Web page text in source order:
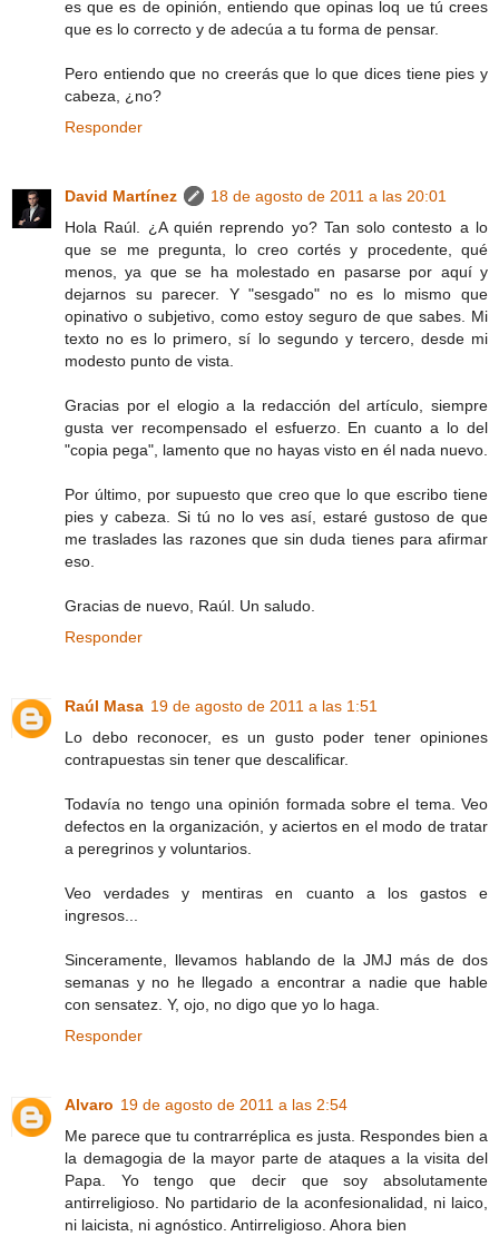
es que es de opinión, entiendo que opinas loq ue tú crees
que es lo correcto y de adecúa a tu forma de pensar.
Pero entiendo que no creerás que lo que dices tiene pies y
cabeza, ¿no?
Responder
David Martínez
18 de agosto de 2011 a las 20:01
Hola Raúl. ¿A quién reprendo yo? Tan solo contesto a lo
que se me pregunta, lo creo cortés y procedente, qué
menos, ya que se ha molestado en pasarse por aquí y
dejarnos su parecer. Y "sesgado" no es lo mismo que
opinativo o subjetivo, como estoy seguro de que sabes. Mi
texto no es lo primero, sí lo segundo y tercero, desde mi
modesto punto de vista.
Gracias por el elogio a la redacción del artículo, siempre
gusta ver recompensado el esfuerzo. En cuanto a lo del
"copia pega", lamento que no hayas visto en él nada nuevo.
Por último, por supuesto que creo que lo que escribo tiene
pies y cabeza. Si tú no lo ves así, estaré gustoso de que
me traslades las razones que sin duda tienes para afirmar
eso.
Gracias de nuevo, Raúl. Un saludo.
Responder
Raúl Masa 19 de agosto de 2011 a las 1:51
Lo debo reconocer, es un gusto poder tener opiniones
contrapuestas sin tener que descalificar.
Todavía no tengo una opinión formada sobre el tema. Veo
defectos en la organización, y aciertos en el modo de tratar
a peregrinos y voluntarios.
Veo verdades y mentiras en cuanto a los gastos e
ingresos...
Sinceramente, llevamos hablando de la JMJ más de dos
semanas y no he llegado a encontrar a nadie que hable
con sensatez. Y, ojo, no digo que yo lo haga.
Responder
Alvaro 19 de agosto de 2011 a las 2:54
Me parece que tu contrarréplica es justa. Respondes bien a
la demagogia de la mayor parte de ataques a la visita del
Papa. Yo tengo que decir que soy absolutamente
antirreligioso. No partidario de la aconfesionalidad, ni laico,
ni laicista, ni agnóstico. Antirreligioso. Ahora bien